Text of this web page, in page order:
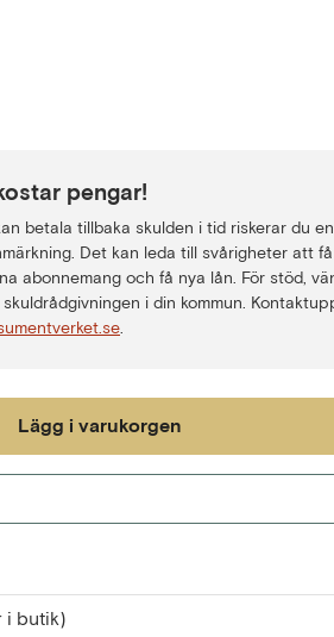
pengar!
betala tillbaka skulden i tid riskerar du en
Det kan leda till svårigheter att
abonnemang och få nya lån. För stöd,
i din kommun.
Lägg i varukorgen
i butik)